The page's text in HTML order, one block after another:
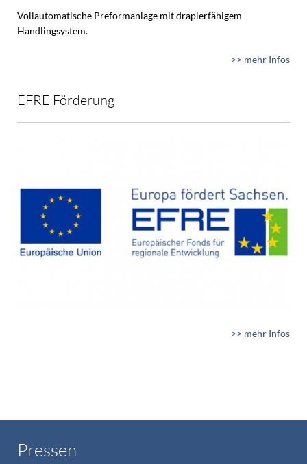
Vollautomatische Preformanlage mit drapierfähigem
Handlingsystem.
>> mehr Infos
EFRE Förderung
>> mehr Infos
Pressen